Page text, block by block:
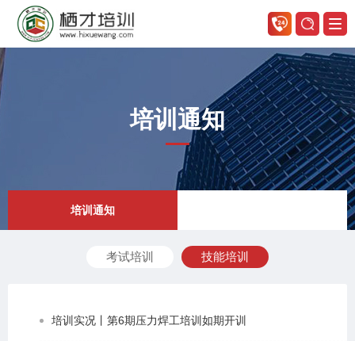
培训通知
培训通知
考试培训 技能培训
培训实况丨第6期压力焊工培训如期开训